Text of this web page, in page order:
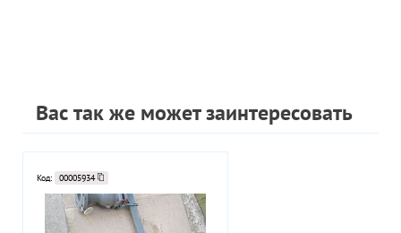
Вас так же может заинтересовать
Код: 00005934